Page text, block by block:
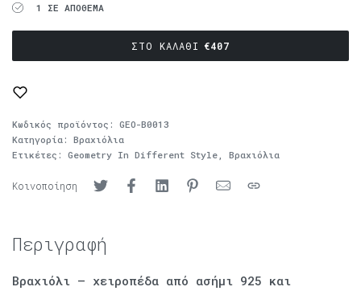
1 ΣΕ ΑΠΌΘΕΜΑ
€407
ΣΤΟ ΚΑΛΆΘΙ
Κωδικός προϊόντος: GEO-B0013
Κατηγορία: Βραχιόλια
Ετικέτες: Geometry In Different Style Βραχιόλια
Κοινοποίηση
Περιγραφή
Βραχιόλι – χειροπέδα από ασήμι 925 και